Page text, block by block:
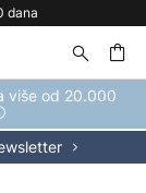
dana
više od 20.000